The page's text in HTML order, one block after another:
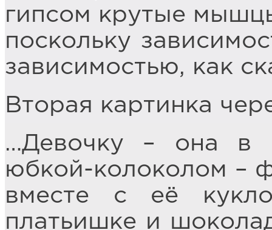
гипсом крутые
поскольку
зависимостью, как
Вторая картинка
…Девочку – она в
юбкой-колоколом –
вместе с её
платьишке и